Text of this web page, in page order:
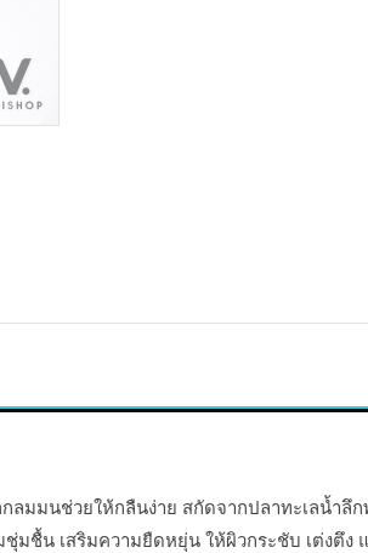
มนช่วยให้กลืนง่าย สกัดจากปลาทะเลน้ำลึ
ชื้น เสริมความยืดหยุ่น ให้ผิวกระชับ เต่งตึง